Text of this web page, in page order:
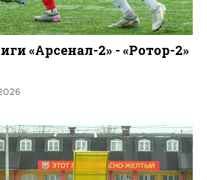
«Арсенал-2» - «Ротор-2»